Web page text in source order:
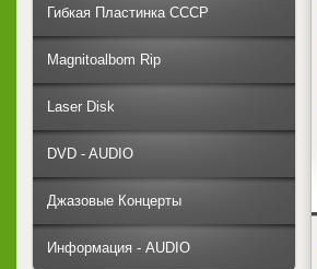
Гибкая Пластинка СССР
Magnitoalbom Rip
Laser Disk
DVD - AUDIO
Джазовые Концерты
Информация - AUDIO